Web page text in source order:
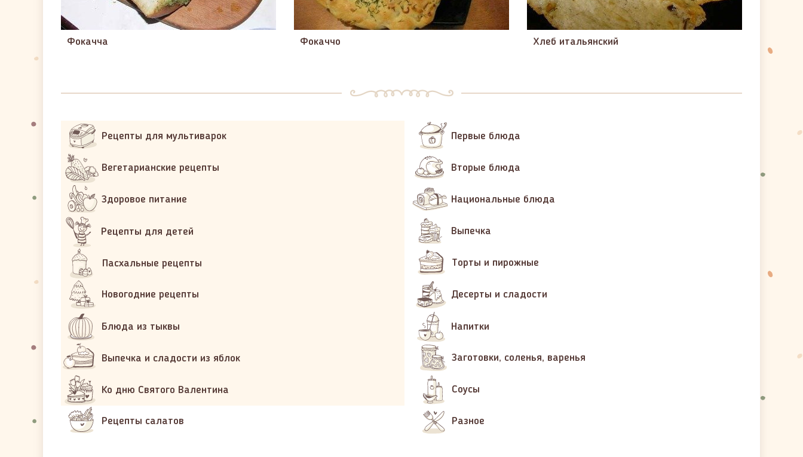
Фокачча Фокаччо Хлеб итальянский
Рецепты для мультиварок
Вегетарианские рецепты
Здоровое питание
Рецепты для детей
Пасхальные рецепты
Новогодние рецепты
Блюда из тыквы
Выпечка и сладости из яблок
Ко дню Святого Валентина
Рецепты салатов
Первые блюда
Вторые блюда
Национальные блюда
Выпечка
Торты и пирожные
Десерты и сладости
Напитки
Заготовки, соленья, варенья
Соусы
Разное